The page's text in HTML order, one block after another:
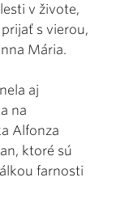
v živote,
s vierou,
Mária.
aj
na
Alfonza
ktoré sú
farnosti